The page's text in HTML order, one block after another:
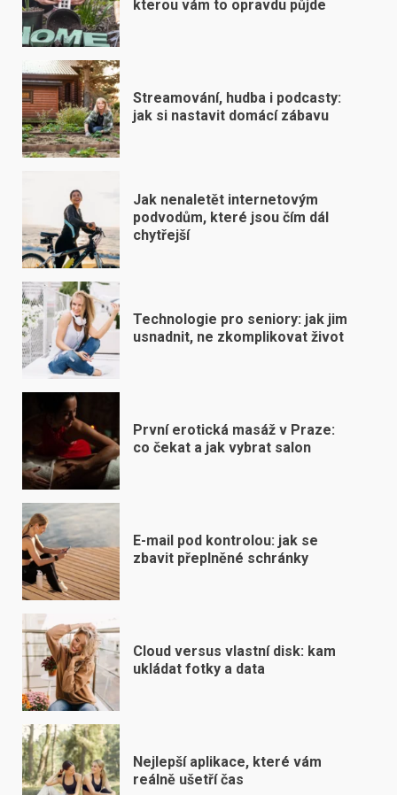
kterou vám to opravdu půjde
Streamování, hudba i podcasty:
jak si nastavit domácí zábavu
Jak nenaletět internetovým
podvodům, které jsou čím dál
chytřejší
Technologie pro seniory: jak jim
usnadnit, ne zkomplikovat život
První erotická masáž v Praze:
co čekat a jak vybrat salon
E-mail pod kontrolou: jak se
zbavit přeplněné schránky
Cloud versus vlastní disk: kam
ukládat fotky a data
Nejlepší aplikace, které vám
reálně ušetří čas